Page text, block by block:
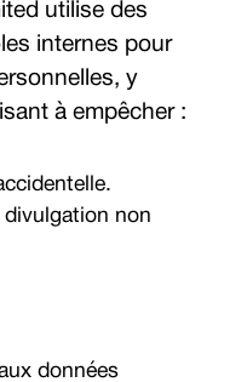
utilise des
internes pour
y
à empêcher :
divulgation non
données